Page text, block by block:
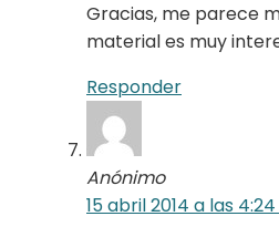
Gracias, me parece
material es muy
Responder
Anónimo
15 abril 2014 a las